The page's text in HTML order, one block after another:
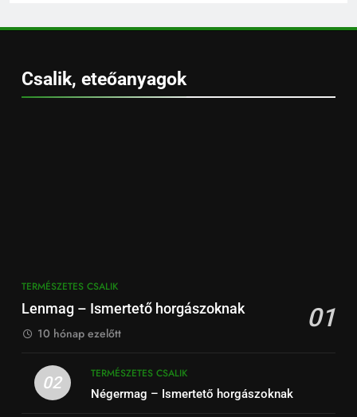
Csalik, eteőanyagok
TERMÉSZETES CSALIK
Lenmag – Ismertető horgászoknak 01
10 hónap ezelőtt
02
TERMÉSZETES CSALIK
Négermag – Ismertető horgászoknak